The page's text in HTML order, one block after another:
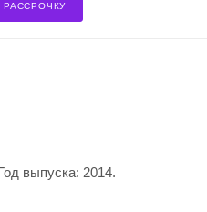
РАССРОЧКУ
выпуска: 2014.